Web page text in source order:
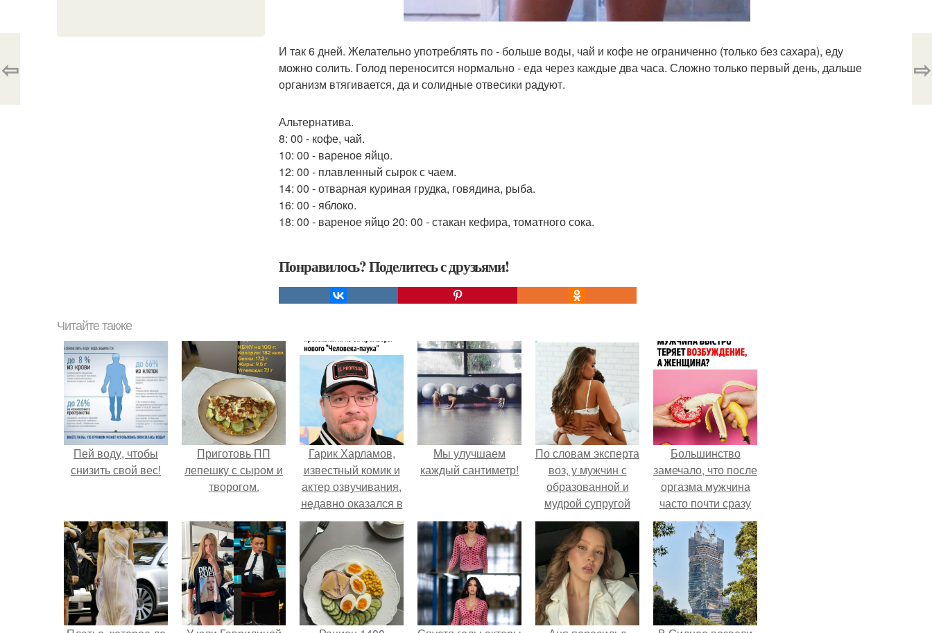
И так 6 дней. Желательно употреблять по - больше воды, чай и кофе не ограниченно (только без сахара), еду
можно солить. Голод переносится нормально - еда через каждые два часа. Сложно только первый день, дальше
организм втягивается, да и солидные отвесики радуют.
Альтернатива.
8: 00 - кофе, чай.
10: 00 - вареное яйцо.
12: 00 - плавленный сырок с чаем.
14: 00 - отварная куриная грудка, говядина, рыба.
16: 00 - яблоко.
18: 00 - вареное яйцо 20: 00 - стакан кефира, томатного сока.
Понравилось? Поделитесь с друзьями!
⇦ ⇨
Читайте также
Пей воду, чтобы
снизить свой вес!
Приготовь ПП
лепешку с сыром и
творогом.
Гарик Харламов,
известный комик и
актер озвучивания,
недавно оказался в
центре внимания
из-за своей работы
над озвучкой
мультфильма про
колобка.
Мы улучшаем
каждый сантиметр!
По словам эксперта
воз, у мужчин с
образованной и
мудрой супругой
вероятность
скоропостижной
смерти якобы на
46% ниже.
Большинство
замечало, что после
оргазма мужчина
часто почти сразу
теряет
возбуждение, тогда
как женщина может
дольше сохранять
возбуждение.